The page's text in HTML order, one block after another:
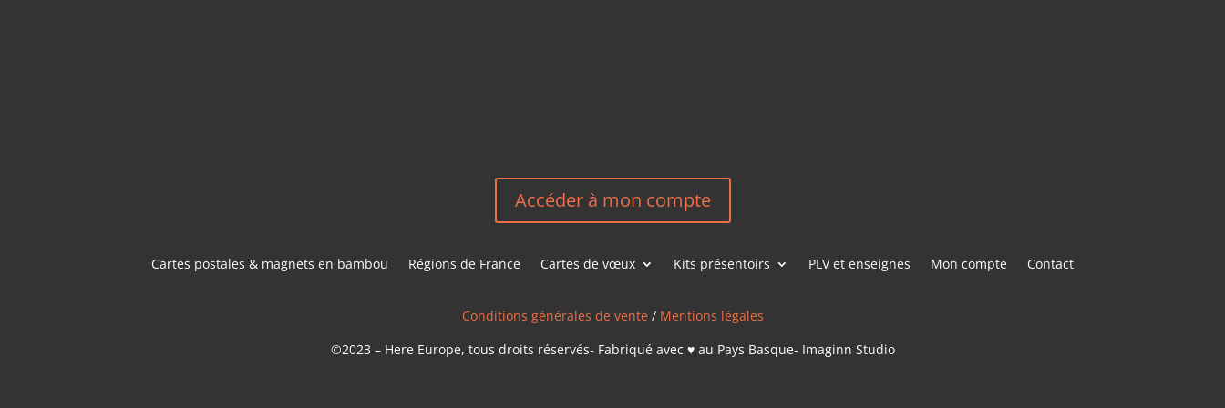
Accéder à mon compte
Cartes postales & magnets en bambou Régions de France Cartes de vœux Kits présentoirs PLV et enseignes Mon compte Contact
Conditions générales de vente / Mentions légales
©2023 – Here Europe, tous droits réservés- Fabriqué avec ♥ au Pays Basque- Imaginn Studio